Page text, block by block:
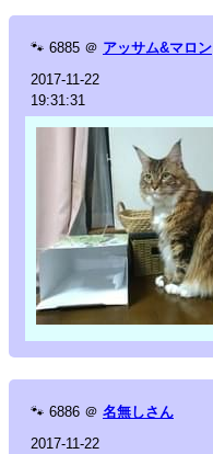
🐾 6885 ＠ アッサム&マロン
2017-11-22
19:31:31
🐾 6886 ＠ 名無しさん
2017-11-22